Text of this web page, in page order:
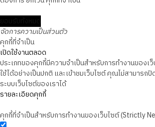
จัดการความเป็นส่วนตัว
คุกกี้ที่จำเป็น
เปิดใช้งานตลอด
ประเภทของคุกกี้มีความจำเป็นสำหรับการทำงานของเ
ใช้ได้อย่างเป็นปกติ และเข้าชมเว็บไซต์ คุณไม่สามารถ
ระบบเว็บไซต์ของเราได้
รายละเอียดคุกกี้
คุกกี้ที่จำเป็นสำหรับการทำงานของเว็บไซต์ (Strictly